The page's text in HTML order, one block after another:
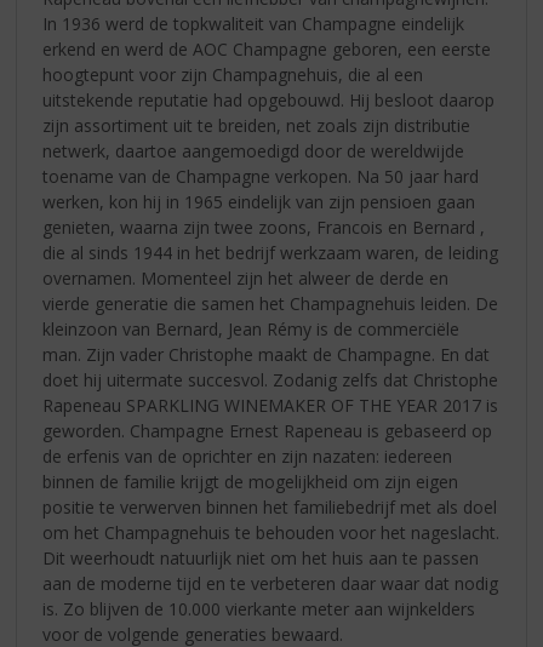
In 1936 werd de topkwaliteit van Champagne eindelijk
erkend en werd de AOC Champagne geboren, een eerste
hoogtepunt voor zijn Champagnehuis, die al een
uitstekende reputatie had opgebouwd. Hij besloot daarop
zijn assortiment uit te breiden, net zoals zijn distributie
netwerk, daartoe aangemoedigd door de wereldwijde
toename van de Champagne verkopen. Na 50 jaar hard
werken, kon hij in 1965 eindelijk van zijn pensioen gaan
genieten, waarna zijn twee zoons, Francois en Bernard ,
die al sinds 1944 in het bedrijf werkzaam waren, de leiding
overnamen. Momenteel zijn het alweer de derde en
vierde generatie die samen het Champagnehuis leiden. De
kleinzoon van Bernard, Jean Rémy is de commerciële
man. Zijn vader Christophe maakt de Champagne. En dat
doet hij uitermate succesvol. Zodanig zelfs dat Christophe
Rapeneau SPARKLING WINEMAKER OF THE YEAR 2017 is
geworden. Champagne Ernest Rapeneau is gebaseerd op
de erfenis van de oprichter en zijn nazaten: iedereen
binnen de familie krijgt de mogelijkheid om zijn eigen
positie te verwerven binnen het familiebedrijf met als doel
om het Champagnehuis te behouden voor het nageslacht.
Dit weerhoudt natuurlijk niet om het huis aan te passen
aan de moderne tijd en te verbeteren daar waar dat nodig
is. Zo blijven de 10.000 vierkante meter aan wijnkelders
voor de volgende generaties bewaard.